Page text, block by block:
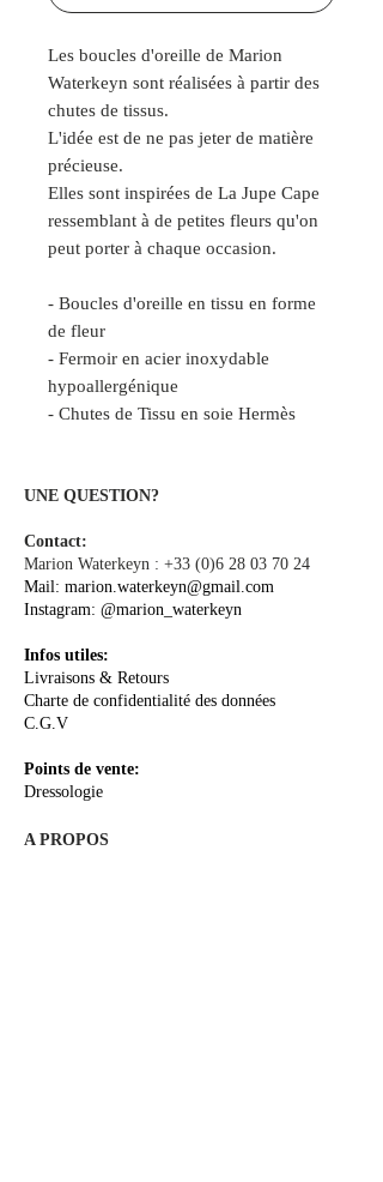
Les boucles d'oreille de Marion
Waterkeyn sont réalisées à partir des
chutes de tissus.
L'idée est de ne pas jeter de matière
précieuse.
Elles sont inspirées de La Jupe Cape
ressemblant à de petites fleurs qu'on
peut porter à chaque occasion.
- Boucles d'oreille en tissu en forme
de fleur
- Fermoir en acier inoxydable
hypoallergénique
- Chutes de Tissu en soie Hermès
UNE QUESTION?
Contact:
Marion Waterkeyn : +33 (0)6 28 03 70 24
Mail: marion.waterkeyn@gmail.com
Instagram: @marion_waterkeyn
Infos utiles:
Livraisons & Retours
Charte de confidentialité des données
C.G.V
Points de vente:
Dressologie
A PROPOS